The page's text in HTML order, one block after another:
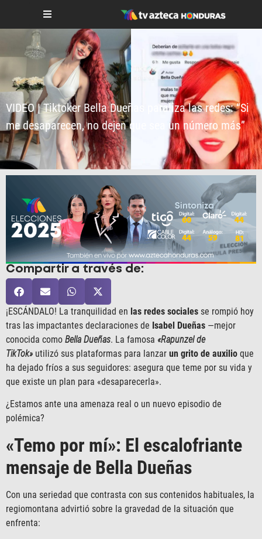
VIDEO | Tiktoker Bella Dueñas paraliza las redes: “Si
me desaparecen, no dejen que sea un número más”
Compartir a través de:
¡ESCÁNDALO! La tranquilidad en las redes sociales se rompió hoy
tras las impactantes declaraciones de Isabel Dueñas —mejor
conocida como Bella Dueñas. La famosa «Rapunzel de
TikTok» utilizó sus plataformas para lanzar un grito de auxilio que
ha dejado fríos a sus seguidores: asegura que teme por su vida y
que existe un plan para «desaparecerla».
¿Estamos ante una amenaza real o un nuevo episodio de
polémica?
«Temo por mí»: El escalofriante
mensaje de Bella Dueñas
Con una seriedad que contrasta con sus contenidos habituales, la
regiomontana advirtió sobre la gravedad de la situación que
enfrenta: